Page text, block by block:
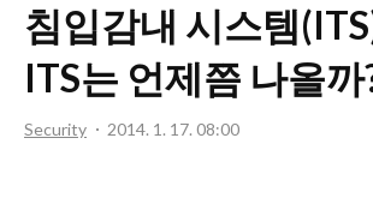
침입감내 시스템
ITS는 언제쯤 나올까
Security 2014. 1. 17. 08:00